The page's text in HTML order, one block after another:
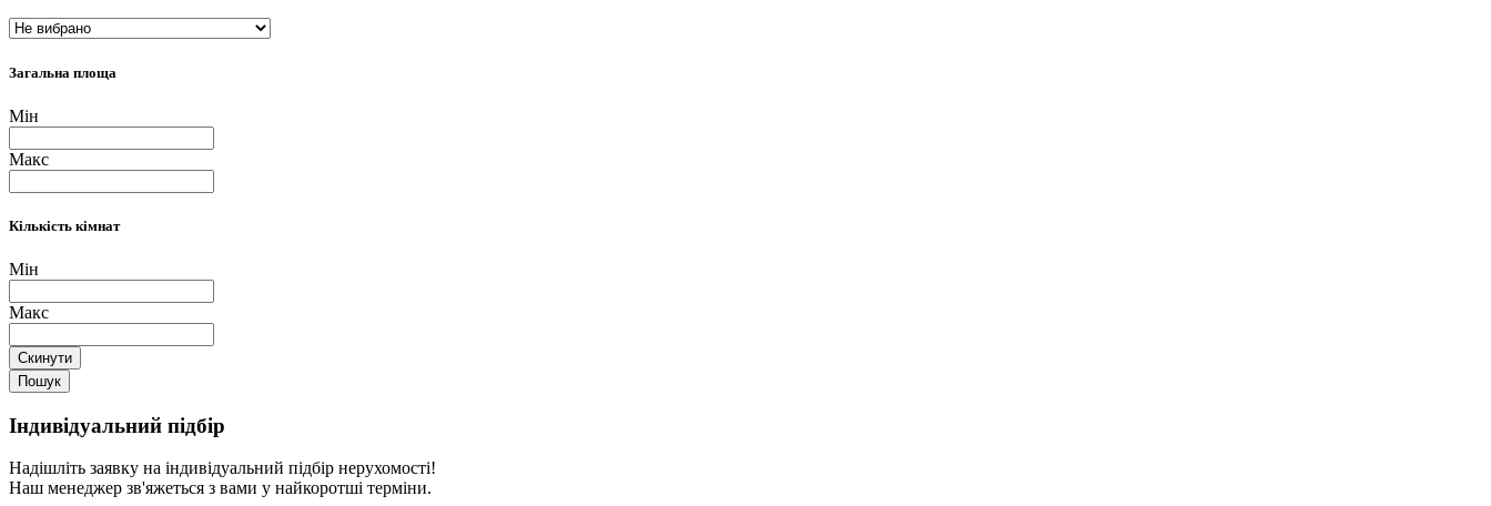
Загальна площа
Мін
Макс
Кількість кімнат
Мін
Макс
Скинути
Пошук
Індивідуальний підбір
Надішліть заявку на індивідуальний підбір нерухомості!
Наш менеджер зв'яжеться з вами у найкоротші терміни.